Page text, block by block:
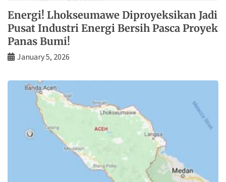
Energi! Lhokseumawe Diproyeksikan Jadi
Pusat Industri Energi Bersih Pasca Proyek
Panas Bumi!
January 5, 2026